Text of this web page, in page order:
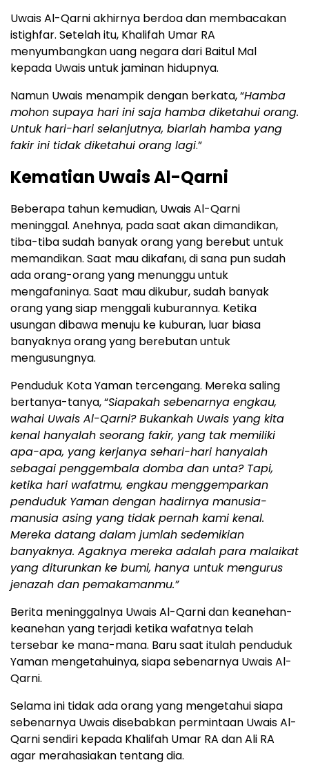
Uwais Al-Qarni akhirnya berdoa dan membacakan
istighfar. Setelah itu, Khalifah Umar RA
menyumbangkan uang negara dari Baitul Mal
kepada Uwais untuk jaminan hidupnya.
Namun Uwais menampik dengan berkata, “Hamba
mohon supaya hari ini saja hamba diketahui orang.
Untuk hari-hari selanjutnya, biarlah hamba yang
fakir ini tidak diketahui orang lagi.”
Kematian Uwais Al-Qarni
Beberapa tahun kemudian, Uwais Al-Qarni
meninggal. Anehnya, pada saat akan dimandikan,
tiba-tiba sudah banyak orang yang berebut untuk
memandikan. Saat mau dikafanı, di sana pun sudah
ada orang-orang yang menunggu untuk
mengafaninya. Saat mau dikubur, sudah banyak
orang yang siap menggali kuburannya. Ketika
usungan dibawa menuju ke kuburan, luar biasa
banyaknya orang yang berebutan untuk
mengusungnya.
Penduduk Kota Yaman tercengang. Mereka saling
bertanya-tanya, “Siapakah sebenarnya engkau,
wahai Uwais Al-Qarni? Bukankah Uwais yang kita
kenal hanyalah seorang fakir, yang tak memiliki
apa-apa, yang kerjanya sehari-hari hanyalah
sebagai penggembala domba dan unta? Tapi,
ketika hari wafatmu, engkau menggemparkan
penduduk Yaman dengan hadirnya manusia-
manusia asing yang tidak pernah kami kenal.
Mereka datang dalam jumlah sedemikian
banyaknya. Agaknya mereka adalah para malaikat
yang diturunkan ke bumi, hanya untuk mengurus
jenazah dan pemakamanmu.”
Berita meninggalnya Uwais Al-Qarni dan keanehan-
keanehan yang terjadi ketika wafatnya telah
tersebar ke mana-mana. Baru saat itulah penduduk
Yaman mengetahuinya, siapa sebenarnya Uwais Al-
Qarni.
Selama ini tidak ada orang yang mengetahui siapa
sebenarnya Uwais disebabkan permintaan Uwais Al-
Qarni sendiri kepada Khalifah Umar RA dan Ali RA
agar merahasiakan tentang dia.